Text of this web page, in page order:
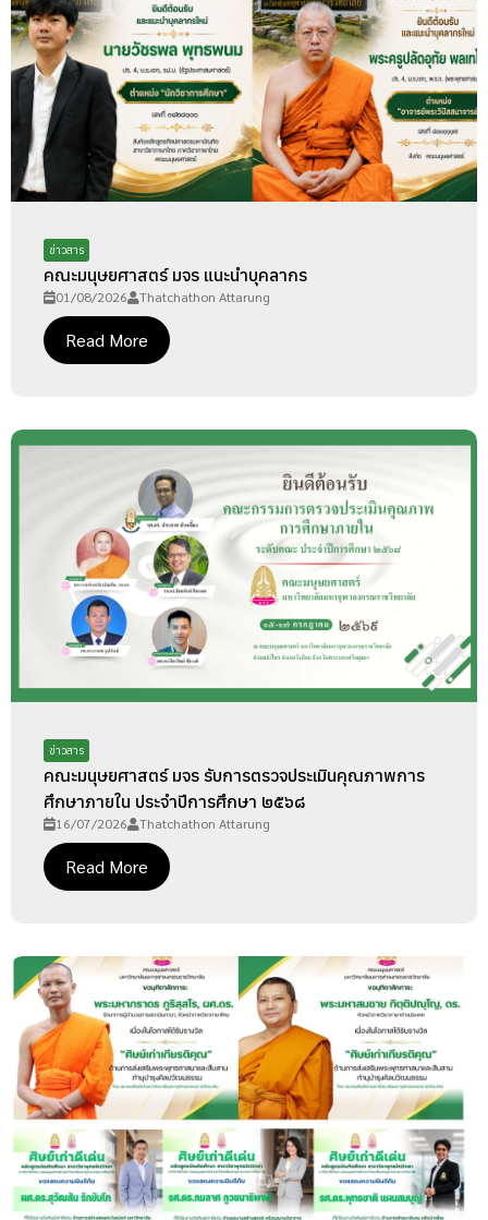
ข่าวสาร
คณะมนุษยศาสตร์ มจร แนะนำบุคลากร
01/08/2026 Thatchathon Attarung
Read More
ข่าวสาร
คณะมนุษยศาสตร์ มจร รับการตรวจประเมินคุณภาพการ
ศึกษาภายใน ประจำปีการศึกษา ๒๕๖๘
16/07/2026 Thatchathon Attarung
Read More